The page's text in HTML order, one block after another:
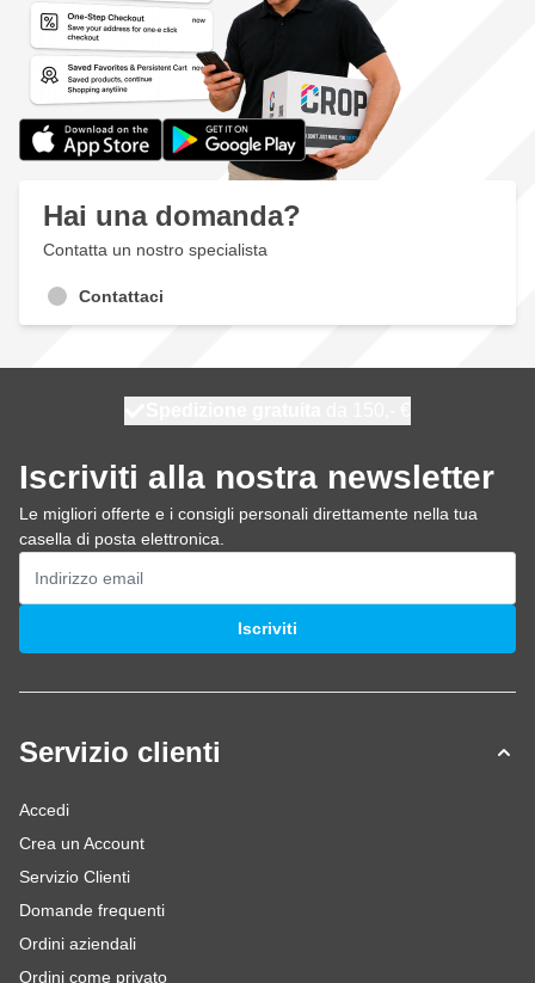
Hai una domanda?
Contatta un nostro specialista
Contattaci
Iscriviti alla nostra newsletter
Le migliori offerte e i consigli personali direttamente nella tua
casella di posta elettronica.
Indirizzo email
Iscriviti
Servizio clienti
Accedi
Crea un Account
Servizio Clienti
Domande frequenti
Ordini aziendali
Ordini come privato